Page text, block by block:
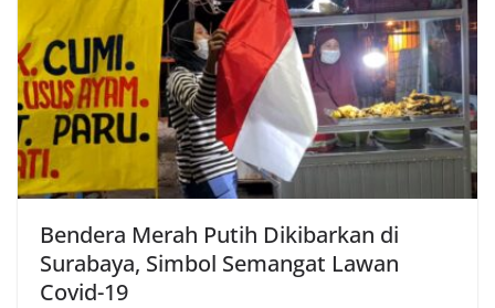
Bendera Merah Putih Dikibarkan di
Surabaya, Simbol Semangat Lawan
Covid-19